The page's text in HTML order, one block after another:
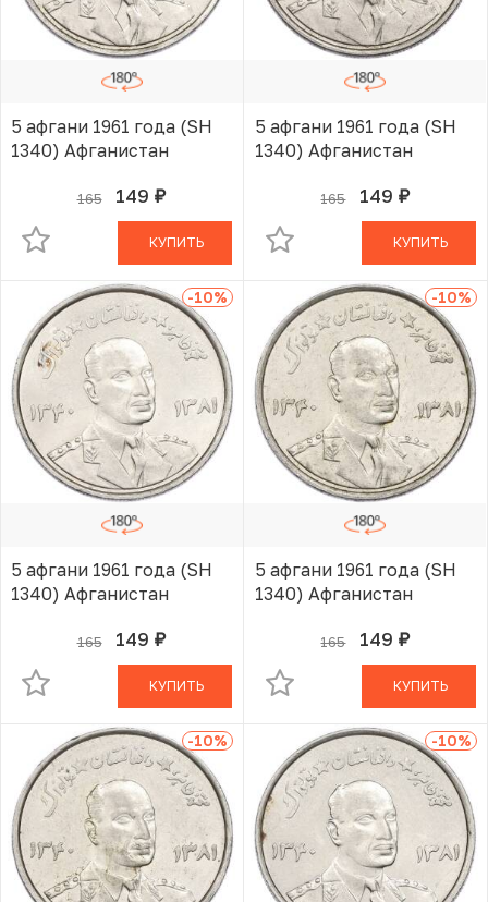
5 афгани 1961 года (SH
1340) Афганистан
165 149 руб.
В КОРЗИНЕ
КУПИТЬ
5 афгани 1961 года (SH
1340) Афганистан
165 149 руб.
В КОРЗИНЕ
КУПИТЬ
-10%
5 афгани 1961 года (SH
1340) Афганистан
165 149 руб.
В КОРЗИНЕ
КУПИТЬ
-10%
5 афгани 1961 года (SH
1340) Афганистан
165 149 руб.
В КОРЗИНЕ
КУПИТЬ
-10% -10%